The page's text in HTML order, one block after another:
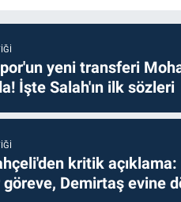
yeni transferi
İşte Salah'ın ilk sözleri
kritik
Demirtaş evine